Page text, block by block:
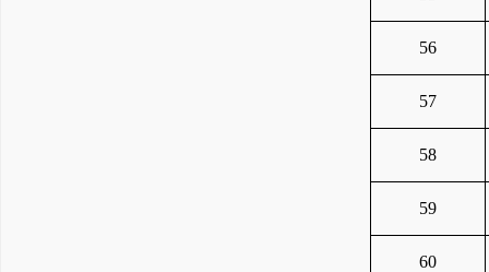
56
57
58
59
60